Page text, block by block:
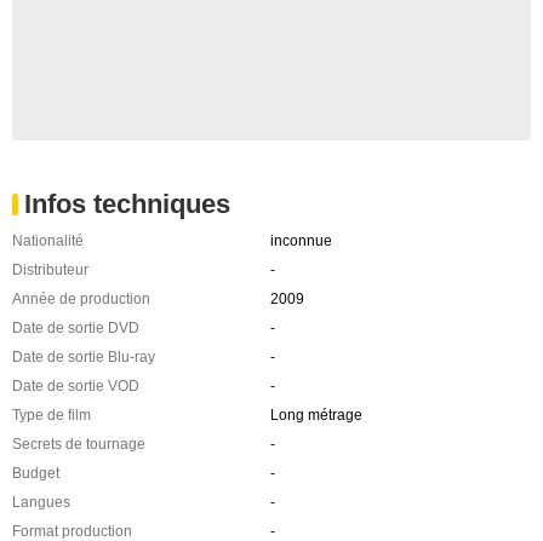
Infos techniques
Nationalité
inconnue
Distributeur
-
Année de production
2009
Date de sortie DVD
-
Date de sortie Blu-ray
-
Date de sortie VOD
-
Type de film
Long métrage
Secrets de tournage
-
Budget
-
Langues
-
Format production
-